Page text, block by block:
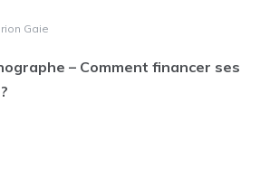
Gaie
– Comment financer ses